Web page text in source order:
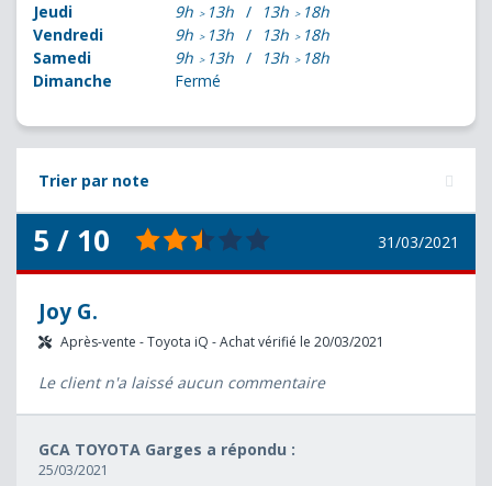
Jeudi
9h 13h 13h
18h
Vendredi
9h 13h 13h
18h
Samedi
9h 13h 13h
18h
Dimanche
Fermé
Trier par note
5 / 10 31/03/2021
Joy G.
Après-vente - Toyota iQ - Achat vérifié le 20/03/2021
Le client n'a laissé aucun commentaire
GCA TOYOTA Garges a répondu :
25/03/2021